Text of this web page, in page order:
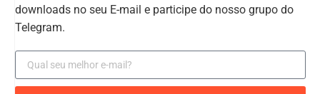
downloads no seu E-mail e participe do nosso grupo do
Telegram.